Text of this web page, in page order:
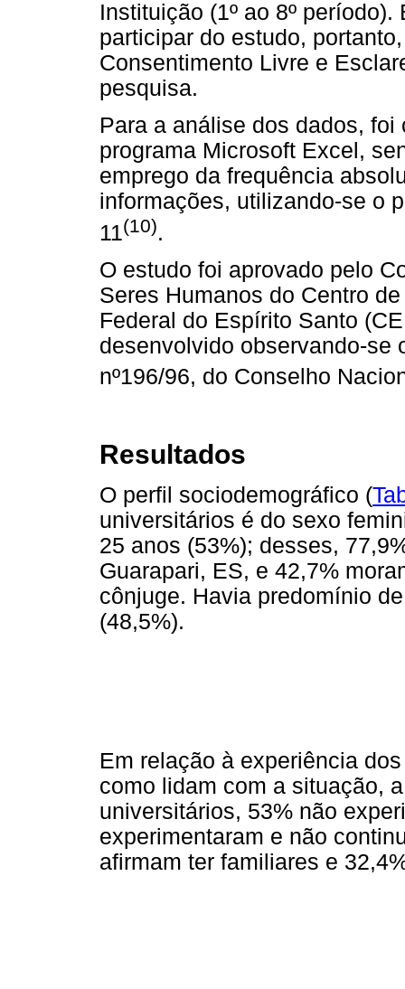
Instituição (1º ao 8º
participar do estudo,
Consentimento Livre e
pesquisa.
Para a análise dos dados,
programa Microsoft Excel,
emprego da frequência
informações, utilizando-se o
11(10).
O estudo foi aprovado pelo
Seres Humanos do Centro
Federal do Espírito Santo
desenvolvido observando-se
nº196/96, do Conselho
Resultados
O perfil sociodemográfico (
universitários é do sexo
25 anos (53%); desses,
Guarapari, ES, e 42,7%
cônjuge. Havia predomínio
(48,5%).
Em relação à experiência
como lidam com a situação,
universitários, 53% não
experimentaram e não
afirmam ter familiares e